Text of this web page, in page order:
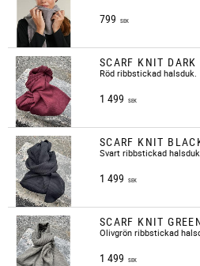
799 SEK
SCARF KNIT DARK
Röd ribbstickad halsduk.
1 499 SEK
SCARF KNIT
Svart ribbstickad halsduk.
1 499 SEK
SCARF KNIT
Olivgrön ribbstickad
1 499 SEK